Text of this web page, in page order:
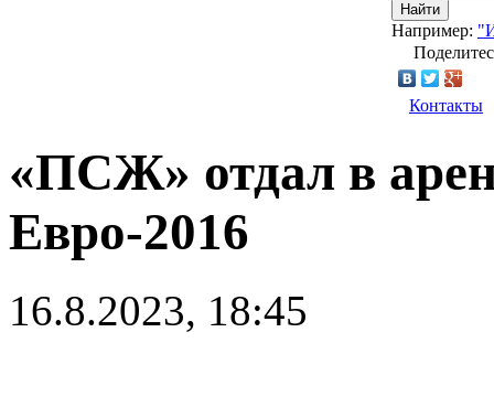
Найти
Например:
Контакты
«ПСЖ» отдал в
Евро-2016
16.8.2023, 18:45